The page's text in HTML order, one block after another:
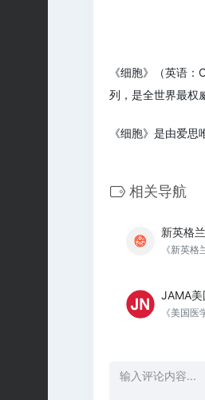
《细胞》（英语
列，是全世界最权
《细胞》是由爱
相关导航
新英格
JAMA